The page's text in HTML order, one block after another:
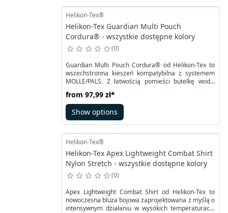
Helikon-Tex®
Helikon-Tex Guardian Multi Pouch
Cordura® - wszystkie dostępne kolory
0
Guardian Multi Pouch Cordura® od Helikon-Tex to
wszechstronna kieszeń kompatybilna z systemem
MOLLE/PALS. Z łatwością pomieści butelkę wody,
bokach posiada dodatkowe taśmy, umożliwiające
przypięcie np. worka zrzutowego. Kieszeń Guardian
Multi Pouch można zamocować do chest riga, plate
carriera lub innej platformy do przenoszenia
from 97,99 zł*
Show options
Helikon-Tex®
Helikon-Tex Apex Lightweight Combat Shirt
Nylon Stretch - wszystkie dostępne kolory
0
Apex Lightweight Combat Shirt od Helikon-Tex to
nowoczesna bluza bojowa zaprojektowana z myślą o
intensywnym działaniu w wysokich temperaturach.